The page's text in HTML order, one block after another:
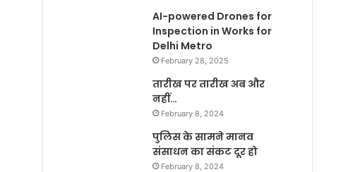
AI-powered Drones for
Inspection in Works for
Delhi Metro
February 28, 2025
तारीख पर तारीख अब और
नहीं…
February 8, 2024
पुलिस के सामने मानव
संसाधन का संकट दूर हो
February 8, 2024